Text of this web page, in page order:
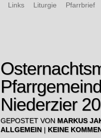
Links Liturgie Pfarrbrief
Niederzier
GEPOSTET VON MARKUS
ALLGEMEIN | KEINE